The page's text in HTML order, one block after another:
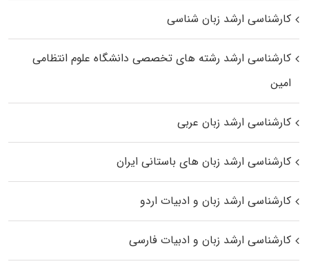
کارشناسی ارشد زبان شناسی
کارشناسی ارشد رﺷﺘﻪ ﻫﺎی تخصصی داﻧﺸﮕﺎه ﻋﻠﻮم انتظامی
اﻣﻴﻦ
کارشناسی ارشد زبان عربی
کارشناسی ارشد زبان‌ های باستانی ایران
کارشناسی ارشد زبان و ادبیات اردو
کارشناسی ارشد زبان و ادبیات فارسی